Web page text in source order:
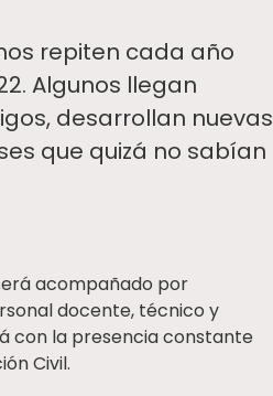
repiten cada año
Algunos llegan
desarrollan nuevas
que quizá no sabían
acompañado por
docente, técnico y
con la presencia constante
Civil.